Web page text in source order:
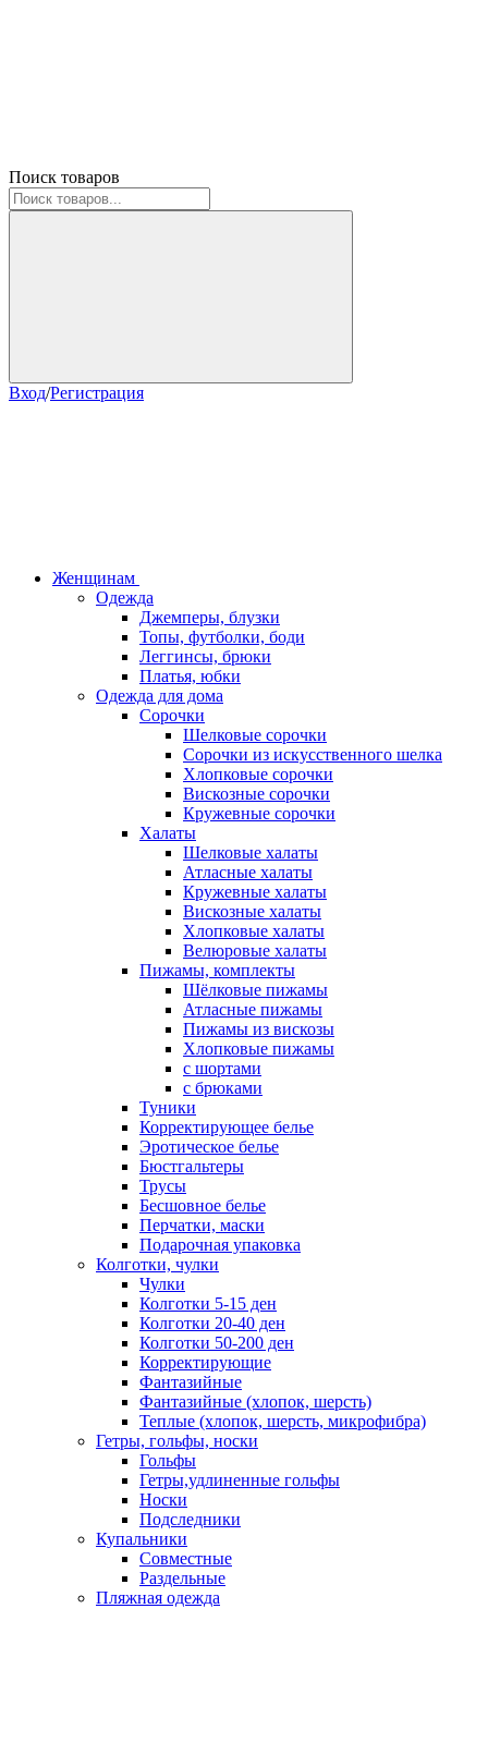
Поиск товаров
Вход/Регистрация
Женщинам
Одежда
Джемперы, блузки
Топы, футболки, боди
Леггинсы, брюки
Платья, юбки
Одежда для дома
Сорочки
Шелковые сорочки
Сорочки из искусственного шелка
Хлопковые сорочки
Вискозные сорочки
Кружевные сорочки
Халаты
Шелковые халаты
Атласные халаты
Кружевные халаты
Вискозные халаты
Хлопковые халаты
Велюровые халаты
Пижамы, комплекты
Шёлковые пижамы
Атласные пижамы
Пижамы из вискозы
Хлопковые пижамы
с шортами
с брюками
Туники
Корректирующее белье
Эротическое белье
Бюстгальтеры
Трусы
Бесшовное белье
Перчатки, маски
Подарочная упаковка
Колготки, чулки
Чулки
Колготки 5-15 ден
Колготки 20-40 ден
Колготки 50-200 ден
Корректирующие
Фантазийные
Фантазийные (хлопок, шерсть)
Теплые (хлопок, шерсть, микрофибра)
Гетры, гольфы, носки
Гольфы
Гетры,удлиненные гольфы
Носки
Подследники
Купальники
Совместные
Раздельные
Пляжная одежда